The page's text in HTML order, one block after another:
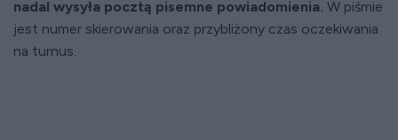
nadal wysyła pocztą pisemne powiadomienia. W piśmie
jest numer skierowania oraz przybliżony czas oczekiwania
na turnus.